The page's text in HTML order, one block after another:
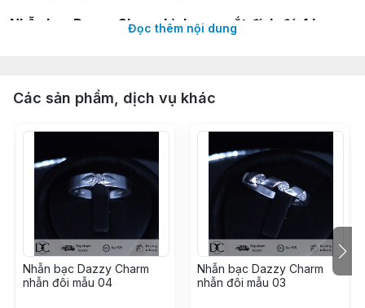
Nhẫn bạc Dazzy Charm hình con mắt đính đá 4 ly
-- Nhẫn bạc Dazzy Charm hình con mắt đính đá 4 ly
-- Size nhẫn: 16mm,18mm
-- Chất liệu: Nhẫn được làm từ bạc nguyên chất, kết
hợp hội bạc cao cấp
-- Thiết kế: Tỉ mỉ, cá tính và thời trang, dễ dàng phối
Đọc thêm nội dung
Các sản phẩm, dịch vụ khác
Nhẫn bạc Dazzy Charm
nhẫn đôi mẫu 04
Nhẫn bạc Dazzy Charm
nhẫn đôi mẫu 03